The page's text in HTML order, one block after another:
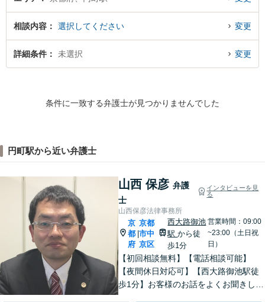
い』『初回無料で消費者金融の債務整理を法律相談できる円町駅付近の弁護士
に面談予約したい』などでお困りの相談者さんにおすすめです。
相談内容 選択してください 変更
詳細条件 未選択 変更
条件に一致する弁護士が見つかりませんでした
円町駅から近い弁護士
山西 保彦 弁護
士
インタビューを見
る
山西保彦法律事務所
京
都
府
|
京都
市中
京区
西大路御池
駅から徒
歩1分
営業時間：09:00
~23:00（土日祝
日）
【初回相談無料】【電話相談可能】
【夜間休日対応可】【西大路御池駅徒
歩1分】お客様のお話をよくお聞きし